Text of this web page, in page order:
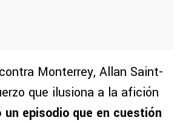
Monterrey, Allan Saint-
que ilusiona a la afición
un episodio que en cuestión